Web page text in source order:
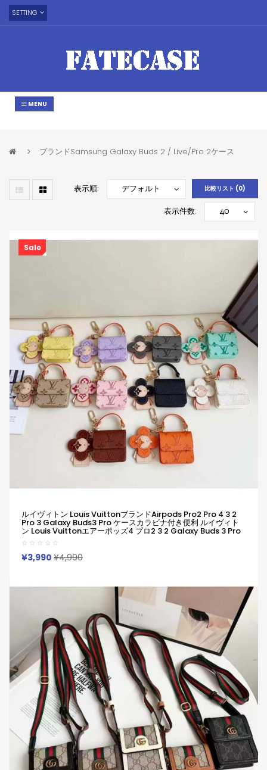
SETTING
MENU
ブランドSamsung Galaxy Buds 2 / Live/Pro 2ケース
比較リスト (0)
表示順:
表示件数:
Sale
ルイヴィトン Louis Vuittonブランドairpods Pro2 Pro 4 3 2
Pro 3 Galaxy Buds3 Pro ケースカラビナ付き便利 ルイヴィト
ン Louis Vuittonエアーポッズ4 プロ2 3 2 Galaxy Buds 3 Pro
カバー レディースメンズ 耐衝撃 ルイヴィトン Louis Vuittonエ
アーポッズ プロ 2 Airpods 2 3 4 Pro2 Galaxy Buds 2 Buds 2
Pro Galaxy Buds Liveケース
¥3,990 ¥4,990